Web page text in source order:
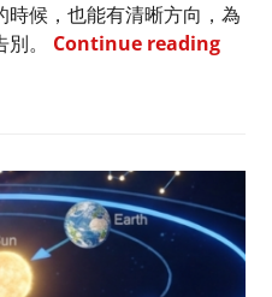
候，也能有清晰方向，為
。 Continue reading寵物